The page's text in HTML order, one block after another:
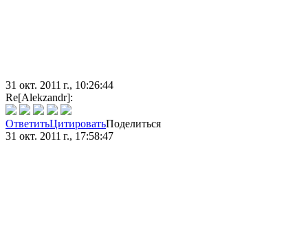
31 окт. 2011 г., 10:26:44
Re[Alekzandr]:
ОтветитьЦитироватьПоделиться
31 окт. 2011 г., 17:58:47